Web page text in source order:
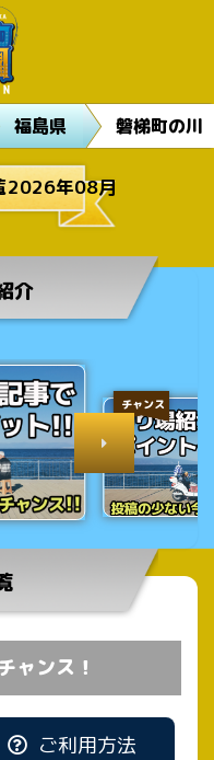
福島県 磐梯町の川
2026年08月
介
チャンス
ャンス！
ご利用方法